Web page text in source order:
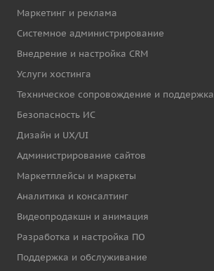
Маркетинг и реклама
Системное администрирование
Внедрение и настройка CRM
Услуги хостинга
Техническое сопровождение и поддержка
Безопасность ИС
Дизайн и UX/UI
Администрирование сайтов
Маркетплейсы и маркеты
Аналитика и консалтинг
Видеопродакшн и анимация
Разработка и настройка ПО
Поддержка и обслуживание